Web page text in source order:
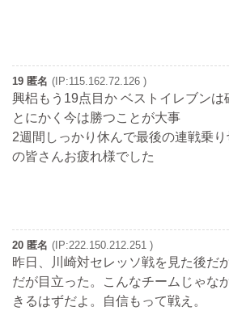
19 匿名 (IP:115.162.72.126 )
興梠もう19点目か ベストイレブンは
とにかく今は勝つことが大事
2週間しっかり休んで最後の連戦乗
の皆さんお疲れ様でした
20 匿名 (IP:222.150.212.251 )
昨日、川崎対セレッソ戦を見た後だ
だが目立った。こんなチームじゃな
きるはずだよ。自信もって戦え。